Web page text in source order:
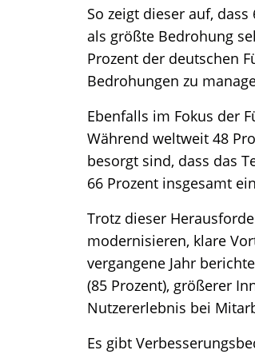
So zeigt dieser auf,
als größte Bedrohung
Prozent der deutschen
Bedrohungen zu
Ebenfalls im Fokus der
Während weltweit 48
besorgt sind, dass das
66 Prozent insgesamt
Trotz dieser
modernisieren, klare
vergangene Jahr
(85 Prozent), größerer
Nutzererlebnis bei
Es gibt